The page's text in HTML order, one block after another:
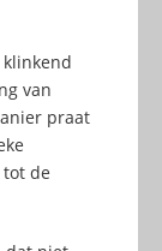
van
praat
tot de